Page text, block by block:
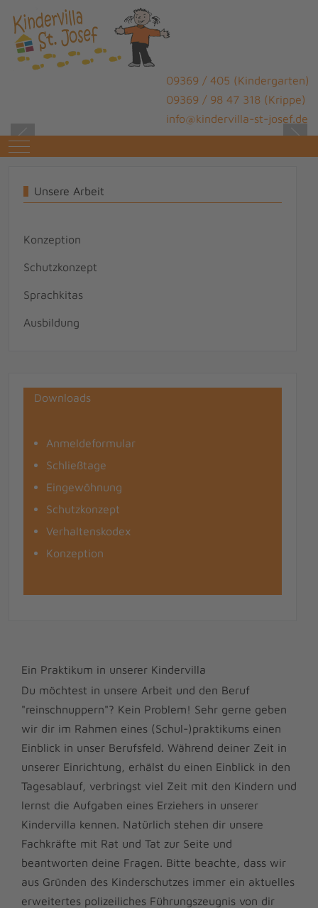
09369 / 405 (Kindergarten)
09369 / 98 47 318 (Krippe)
info@kindervilla-st-josef.de
Mobile Menu Toggle
Unsere Arbeit
Konzeption
Schutzkonzept
Sprachkitas
Ausbildung
Downloads
Anmeldeformular
Schließtage
Eingewöhnung
Schutzkonzept
Verhaltenskodex
Konzeption
Ein Praktikum in unserer Kindervilla
Du möchtest in unsere Arbeit und den Beruf
"reinschnuppern"? Kein Problem! Sehr gerne geben
wir dir im Rahmen eines (Schul-)praktikums einen
Einblick in unser Berufsfeld. Während deiner Zeit in
unserer Einrichtung, erhälst du einen Einblick in den
Tagesablauf, verbringst viel Zeit mit den Kindern und
lernst die Aufgaben eines Erziehers in unserer
Kindervilla kennen. Natürlich stehen dir unsere
Fachkräfte mit Rat und Tat zur Seite und
beantworten deine Fragen. Bitte beachte, dass wir
aus Gründen des Kinderschutzes immer ein aktuelles
erweitertes polizeiliches Führungszeugnis von dir